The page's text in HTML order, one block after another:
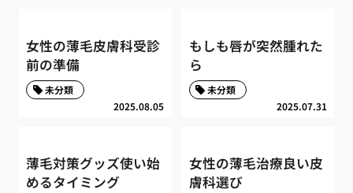
女性の薄毛皮膚科受診
前の準備
2025.08.05
未分類
もしも唇が突然腫れた
ら
2025.07.31
未分類
薄毛対策グッズ使い始
めるタイミング
女性の薄毛治療良い皮
膚科選び